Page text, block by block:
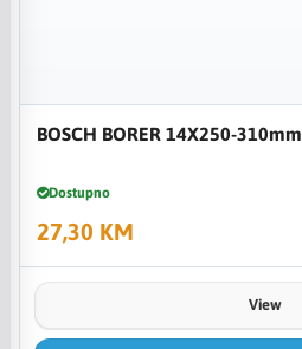
BOSCH BORER 14X250-310mm
Dostupno
27,30 KM
View